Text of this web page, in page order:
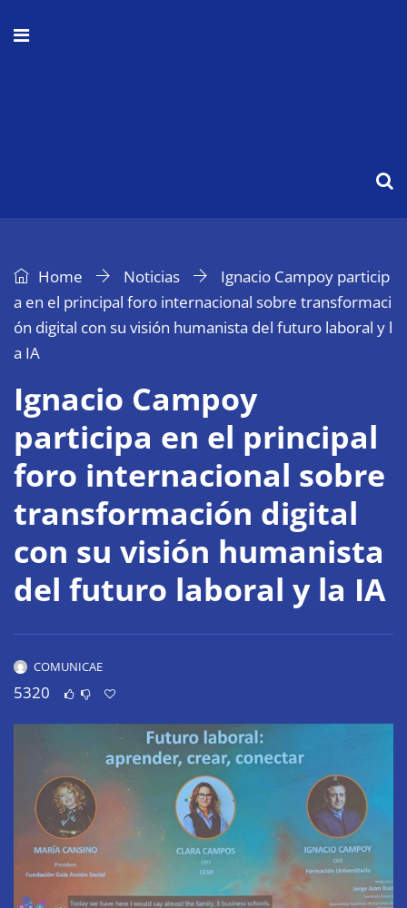
Home Noticias
Ignacio Campoy particip
a en el principal foro internacional sobre transformaci
ón digital con su visión humanista del futuro laboral y l
a IA
Ignacio Campoy
participa en el principal
foro internacional sobre
transformación digital
con su visión humanista
del futuro laboral y la IA
COMUNICAE
5320